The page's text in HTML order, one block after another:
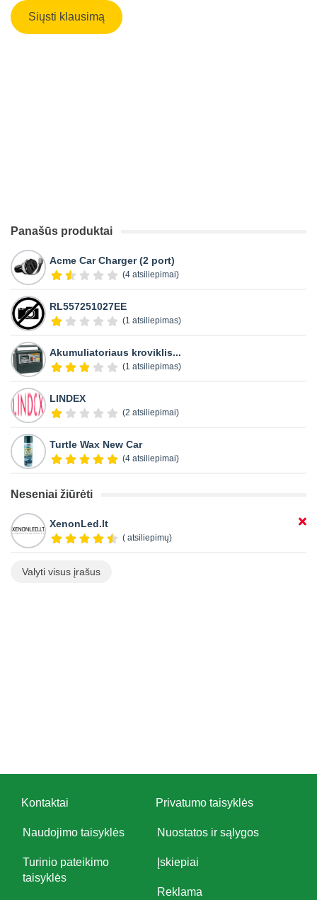
Panašūs produktai
Acme Car Charger (2 port)
(4 atsiliepimai)
RL557251027EE
(1 atsiliepimas)
Akumuliatoriaus kroviklis...
(1 atsiliepimas)
LINDEX
(2 atsiliepimai)
Turtle Wax New Car
(4 atsiliepimai)
Neseniai žiūrėti
XenonLed.lt
( atsiliepimų)
Valyti visus įrašus
Kontaktai Privatumo taisyklės
Naudojimo taisyklės Nuostatos ir sąlygos
Turinio pateikimo
taisyklės
Įskiepiai
Reklama